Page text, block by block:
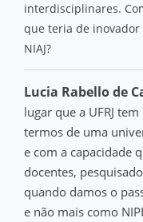
interdisciplinares.
que teria de
NIAJ?
Lucia Rabello de
lugar que a UFRJ
termos de uma
e com a capacidade
docentes,
quando damos o
e não mais como